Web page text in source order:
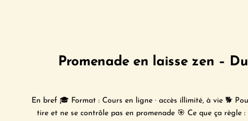
Promenade en laisse zen –
En bref 🎓 Format : Cours en ligne · accès illimité, à vie 🐕
tire et ne se contrôle pas en promenade 🎯 Ce que ça règle